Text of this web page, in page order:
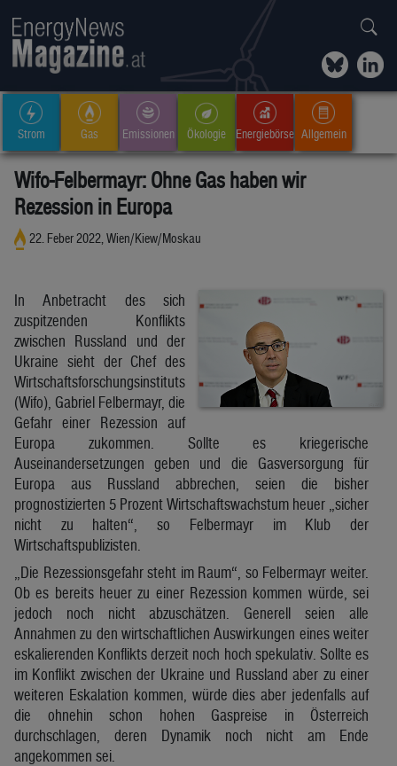
Strom Gas Emissionen Ökologie Energiebörse Allgemein
Wifo-Felbermayr: Ohne Gas haben wir
Rezession in Europa
22. Feber 2022, Wien/Kiew/Moskau
In Anbetracht des sich
zuspitzenden Konflikts
zwischen Russland und der
Ukraine sieht der Chef des
Wirtschaftsforschungsinstituts
(Wifo), Gabriel Felbermayr, die
Gefahr einer Rezession auf
Europa zukommen. Sollte es kriegerische
Auseinandersetzungen geben und die Gasversorgung für
Europa aus Russland abbrechen, seien die bisher
prognostizierten 5 Prozent Wirtschaftswachstum heuer „sicher
nicht zu halten“, so Felbermayr im Klub der
Wirtschaftspublizisten.
„Die Rezessionsgefahr steht im Raum“, so Felbermayr weiter.
Ob es bereits heuer zu einer Rezession kommen würde, sei
jedoch noch nicht abzuschätzen. Generell seien alle
Annahmen zu den wirtschaftlichen Auswirkungen eines weiter
eskalierenden Konflikts derzeit noch hoch spekulativ. Sollte es
im Konflikt zwischen der Ukraine und Russland aber zu einer
weiteren Eskalation kommen, würde dies aber jedenfalls auf
die ohnehin schon hohen Gaspreise in Österreich
durchschlagen, deren Dynamik noch nicht am Ende
angekommen sei.